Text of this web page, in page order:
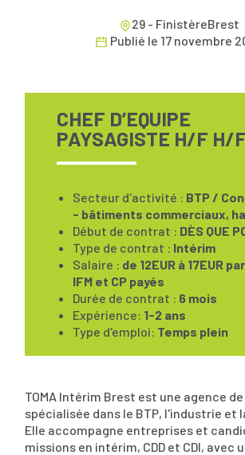
29 - FinistèreBrest
Publié le 17 novembre
CHEF D’EQUIPE
PAYSAGISTE H/F H/F
Secteur d'activité : BTP /
- bâtiments commerciaux,
Début de contrat : DÈS QUE
Type de contrat : Intérim
Salaire : de 12EUR à 17EUR
IFM et CP payés
Durée de contrat : 6 mois
Expérience: 1-2 ans
Type d'emploi: Temps plein
TOMA Intérim Brest est une agence
spécialisée dans le BTP, l'industrie et
Elle accompagne entreprises et
missions en intérim, CDD et CDI, avec